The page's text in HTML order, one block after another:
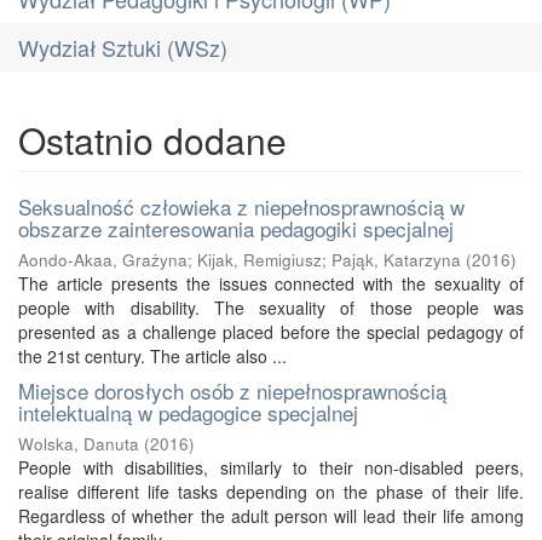
Wydział Sztuki (WSz)
Ostatnio dodane
Seksualność człowieka z niepełnosprawnością w
obszarze zainteresowania pedagogiki specjalnej
Aondo-Akaa, Grażyna; Kijak, Remigiusz; Pająk, Katarzyna (2016)
The article presents the issues connected with the sexuality of
people with disability. The sexuality of those people was
presented as a challenge placed before the special pedagogy of
the 21st century. The article also ...
Miejsce dorosłych osób z niepełnosprawnością
intelektualną w pedagogice specjalnej
Wolska, Danuta (2016)
People with disabilities, similarly to their non-disabled peers,
realise different life tasks depending on the phase of their life.
Regardless of whether the adult person will lead their life among